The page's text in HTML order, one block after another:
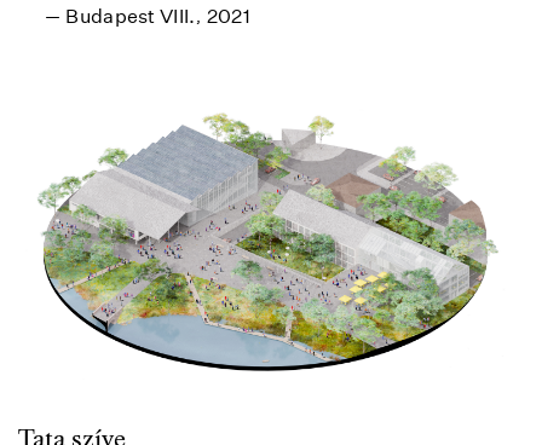
— Budapest VIII., 2021
Tata szíve